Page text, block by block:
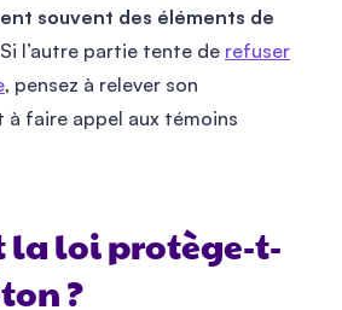
souvent des éléments de
Si l’autre partie tente de refuser
, pensez à relever son
faire appel aux témoins
la loi protège-t-
?